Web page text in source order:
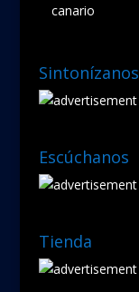
canario
Sintonízanos
Escúchanos
Tienda